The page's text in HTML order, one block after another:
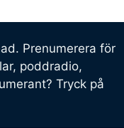
Prenumerera för
poddradio,
Tryck på